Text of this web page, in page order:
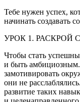
Тебе нужен успех,
начинать создавать
УРОК 1. РАСКРОЙ
Чтобы стать
и быть
замотивировать
они не
развитие таких